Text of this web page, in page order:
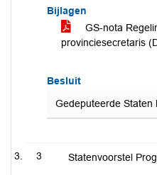
Bijlagen
GS-nota
provinciesecretaris
Besluit
Gedeputeerde Staten
3 Statenvoorstel